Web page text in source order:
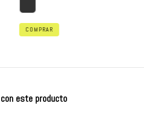
COMPRAR
este producto